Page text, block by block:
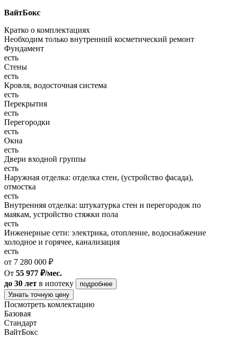
ВайтБокс
Кратко о комплектациях
Необходим только внутренний косметический ремонт
Фундамент
есть
Стены
есть
Кровля, водосточная система
есть
Перекрытия
есть
Перегородки
есть
Окна
есть
Двери входной группы
есть
Наружная отделка: отделка стен, (устройство фасада),
отмостка
есть
Внутренняя отделка: штукатурка стен и перегородок по
маякам, устройство стяжки пола
есть
Инженерные сети: электрика, отопление, водоснабжение
холодное и горячее, канализация
есть
от 7 280 000 ₽
От 55 977 ₽/мес.
до 30 лет в ипотеку
подробнее
Узнать точную цену
Посмотреть комлектацию
Базовая
Стандарт
ВайтБокс